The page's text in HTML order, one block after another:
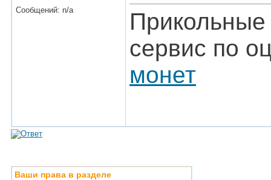
Сообщений: n/a
Прикольные
сервис по
монет
Ваши права в разделе